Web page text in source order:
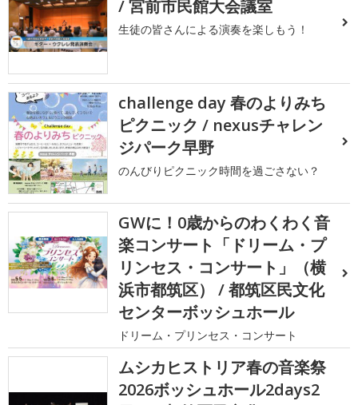
/ 宮前市民館大会議室
生徒の皆さんによる演奏を楽しもう！
challenge day 春のよりみち
ピクニック / nexusチャレン
ジパーク早野
のんびりピクニック時間を過ごさない？
GWに！0歳からのわくわく音
楽コンサート「ドリーム・プ
リンセス・コンサート」（横
浜市都筑区） / 都筑区民文化
センターボッシュホール
ドリーム・プリンセス・コンサート
ムシカヒストリア春の音楽祭
2026ボッシュホール2days2